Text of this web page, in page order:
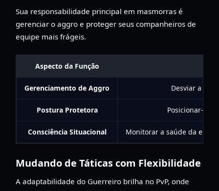
Sua responsabilidade principal em masmorras é
gerenciar o aggro e proteger seus companheiros de
equipe mais frágeis.
Aspecto da Função
Gerenciamento de Aggro Desviar a
Postura Protetora Posicionar-se
Consciência Situacional Monitorar a saúde da
Mudando de Táticas com Flexibilidade
A adaptabilidade do Guerreiro brilha no PvP, onde